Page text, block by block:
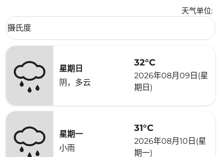
天气单位:
Weather unit option 摄氏度 Selected
摄氏度
keyboard_arrow_down
星期日
阴，多云
32°C
2026年08月09日(星
期日)
星期一
小雨
31°C
2026年08月10日(星
期一)